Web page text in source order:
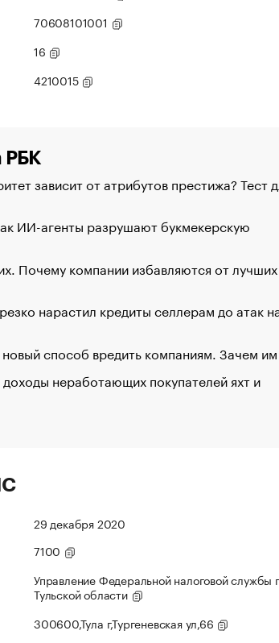
70608101001
16
4210015
РБК
зависит от атрибутов престижа? Тест
ИИ-агенты разрушают букмекерскую
Почему компании избавляются от лучших
нарастил кредиты селлерам до атак
способ вредить компаниям. Зачем
неработающих покупателей яхт и
29 декабря 2020
7100
Управление Федеральной налоговой службы
Тульской области
300600,Тула г,Тургеневская ул,66